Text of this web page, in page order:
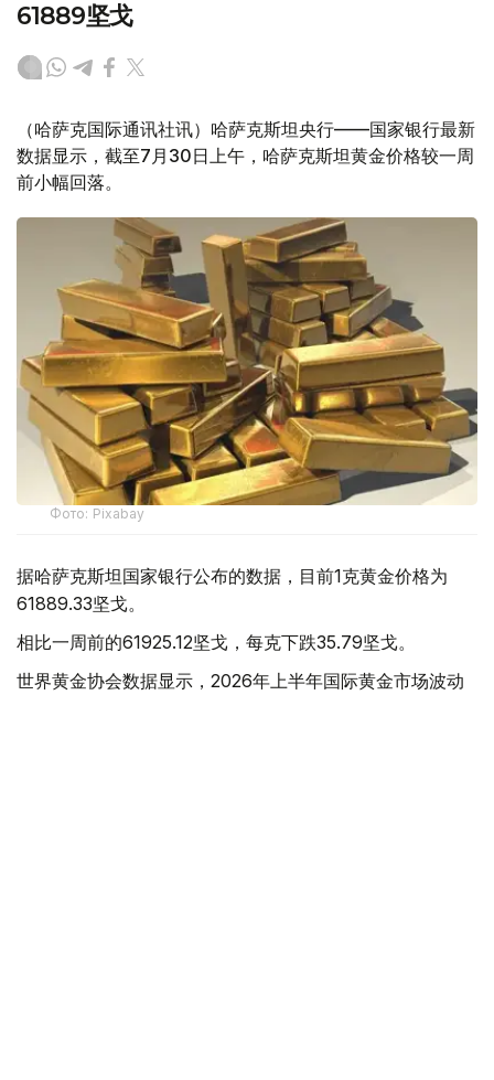
61889坚戈
（哈萨克国际通讯社讯）哈萨克斯坦央行——国家银行最新
数据显示，截至7月30日上午，哈萨克斯坦黄金价格较一周
前小幅回落。
Фото: Pixabay
据哈萨克斯坦国家银行公布的数据，目前1克黄金价格为
61889.33坚戈。
相比一周前的61925.12坚戈，每克下跌35.79坚戈。
世界黄金协会数据显示，2026年上半年国际黄金市场波动